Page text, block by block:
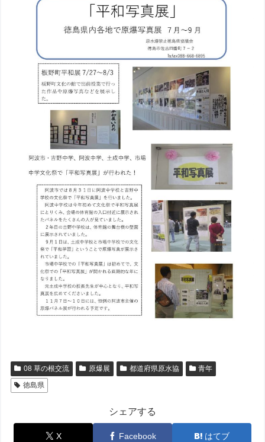
08 草の根交流 原爆展 都道府県原水協
青年
徳島県
シェアする
X Facebook はてブ